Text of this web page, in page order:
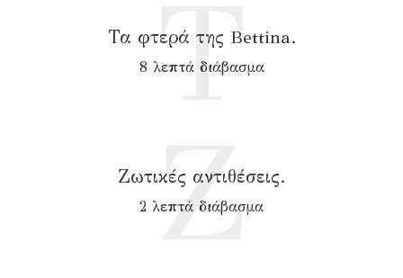
Τα φτερά της Bettina.
8 λεπτά διάβασμα
Τ
Ζωτικές αντιθέσεις.
2 λεπτά διάβασμα
Ζ